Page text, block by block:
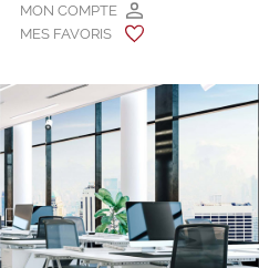
MON COMPTE
MES FAVORIS